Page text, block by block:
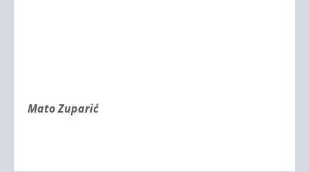
Mato Zuparić